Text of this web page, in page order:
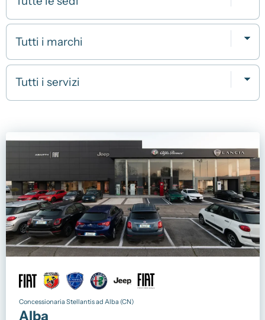
Sedi e Recapiti
Dati Societari
Privacy Policy
Provvedimento IVASS
0173 268611
0172 439720
Telefono Officina
0173 268614
Email
Concessionaria Stellantis ad Alba (CN)
Alba